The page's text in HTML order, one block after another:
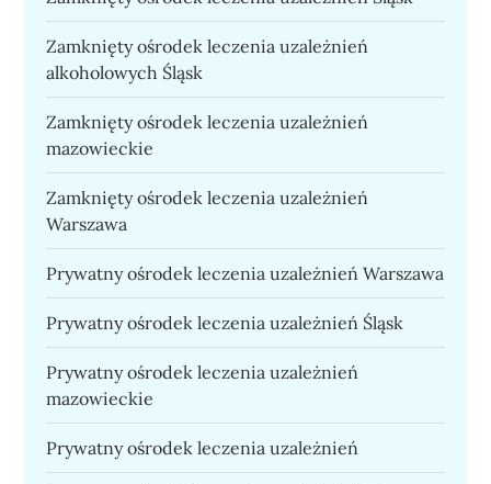
Zamknięty ośrodek leczenia uzależnień
alkoholowych Śląsk
Zamknięty ośrodek leczenia uzależnień
mazowieckie
Zamknięty ośrodek leczenia uzależnień
Warszawa
Prywatny ośrodek leczenia uzależnień Warszawa
Prywatny ośrodek leczenia uzależnień Śląsk
Prywatny ośrodek leczenia uzależnień
mazowieckie
Prywatny ośrodek leczenia uzależnień